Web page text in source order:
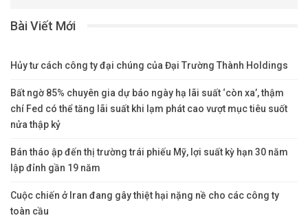
Bài Viết Mới
Hủy tư cách công ty đại chúng của Đại Trường Thành Holdings
Bất ngờ 85% chuyên gia dự báo ngày hạ lãi suất ‘còn xa’, thậm
chí Fed có thể tăng lãi suất khi lạm phát cao vượt mục tiêu suốt
nửa thập kỷ
Bán tháo ập đến thị trường trái phiếu Mỹ, lợi suất kỳ hạn 30 năm
lập đỉnh gần 19 năm
Cuộc chiến ở Iran đang gây thiệt hại nặng nề cho các công ty
toàn cầu